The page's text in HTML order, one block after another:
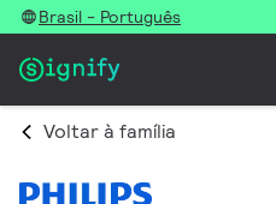
Brasil - Português
Voltar à família